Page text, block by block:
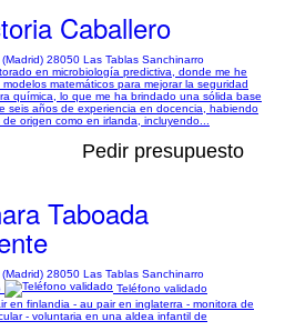
Caballero
(Madrid) 28050 Las Tablas Sanchinarro
en microbiología predictiva, donde me he
matemáticos para mejorar la seguridad
química, lo que me ha brindado una sólida base
seis años de experiencia en docencia, habiendo
origen como en irlanda, incluyendo...
Pedir presupuesto
Taboada
(Madrid) 28050 Las Tablas Sanchinarro
Teléfono validado
en finlandia - au pair en inglaterra - monitora de
- voluntaria en una aldea infantil de